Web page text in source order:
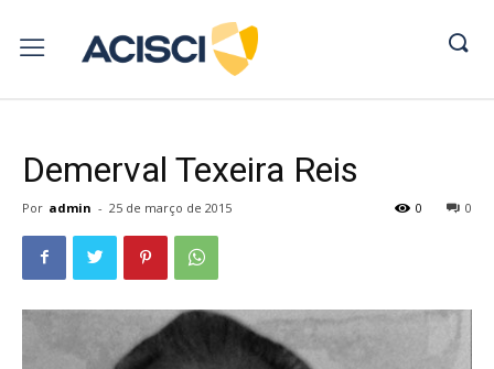
Demerval Texeira Reis
Por admin - 25 de março de 2015 0
0